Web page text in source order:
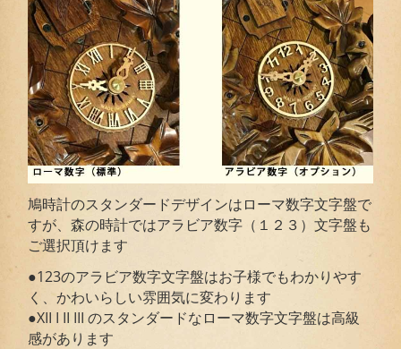
鳩時計のスタンダードデザインはローマ数字文字盤で
すが、森の時計ではアラビア数字（１２３）文字盤も
ご選択頂けます
●123のアラビア数字文字盤はお子様でもわかりやす
く、かわいらしい雰囲気に変わります
●XII I II III のスタンダードなローマ数字文字盤は高級
感があります